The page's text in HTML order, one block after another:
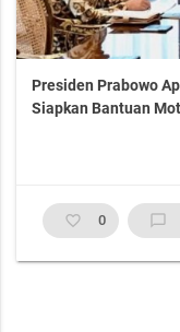
Presiden Prabowo
Siapkan Bantuan
favorite_border 0 chat_bubble_outline